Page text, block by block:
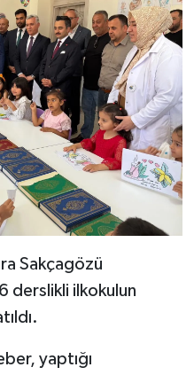
Sakçagözü
derslikli ilkokulun
yaptığı